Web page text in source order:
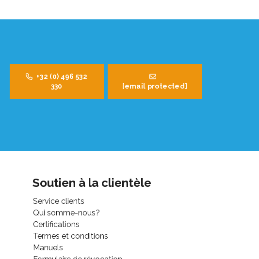
+32 (0) 496 532
330
[email protected]
Soutien à la clientèle
Service clients
Qui somme-nous?
Certifications
Termes et conditions
Manuels